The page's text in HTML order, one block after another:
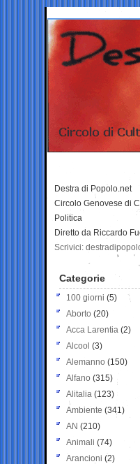
Destra di Popolo.net
Circolo Genovese di
Politica
Diretto da Riccardo
Scrivici:
Categorie
100 giorni (5)
Aborto (20)
Acca Larentia (2)
Alcool (3)
Alemanno (150)
Alfano (315)
Alitalia (123)
Ambiente (341)
AN (210)
Animali (74)
Arancioni (2)